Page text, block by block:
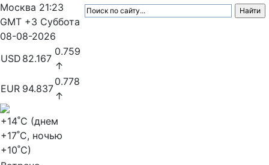
Москва 21:23
GMT +3 Суббота
08-08-2026
USD 82.167
0.759
↑
EUR 94.837
0.778
↑
+14˚C (днем
+17˚C, ночью
+10˚C)